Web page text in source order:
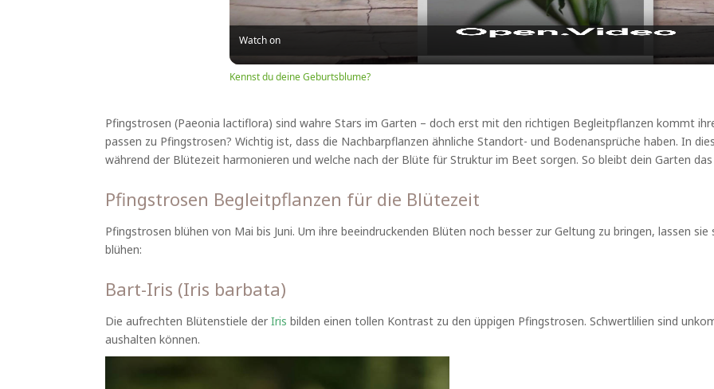
Watch on
Kennst du deine Geburtsblume?
Pfingstrosen (Paeonia lactiflora) sind wahre Stars im Garten – doch erst mit den richtigen Begleitpflanzen kommt
passen zu Pfingstrosen? Wichtig ist, dass die Nachbarpflanzen ähnliche Standort- und Bodenansprüche haben. In
während der Blütezeit harmonieren und welche nach der Blüte für Struktur im Beet sorgen. So bleibt dein Garten
Pfingstrosen Begleitpflanzen für die Blütezeit
Pfingstrosen blühen von Mai bis Juni. Um ihre beeindruckenden Blüten noch besser zur Geltung zu bringen, lassen
blühen:
Bart-Iris (Iris barbata)
Die aufrechten Blütenstiele der Iris bilden einen tollen Kontrast zu den üppigen Pfingstrosen. Schwertlilien sind
aushalten können.